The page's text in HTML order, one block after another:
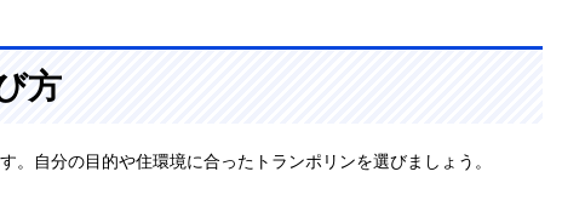
方
。自分の目的や住環境に合ったトランポリンを選びましょう。